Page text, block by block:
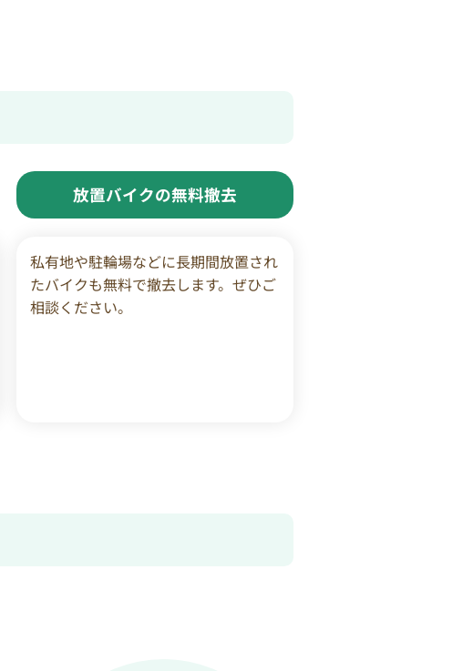
放置バイクの無料撤去
私有地や駐輪場などに長期間放置され
たバイクも無料で撤去します。ぜひご
相談ください。